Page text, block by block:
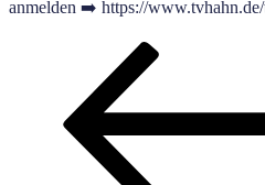
anmelden ➡️ https://
Seitennummerierung
Beiträge